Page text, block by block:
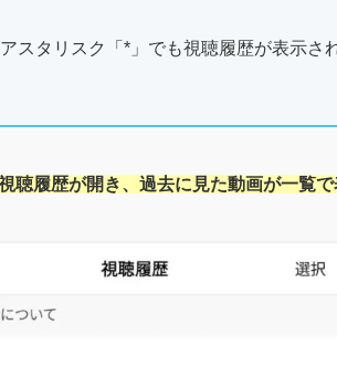
スタリスク「*」でも視聴履歴が表示さ
聴履歴が開き、過去に見た動画が一覧で